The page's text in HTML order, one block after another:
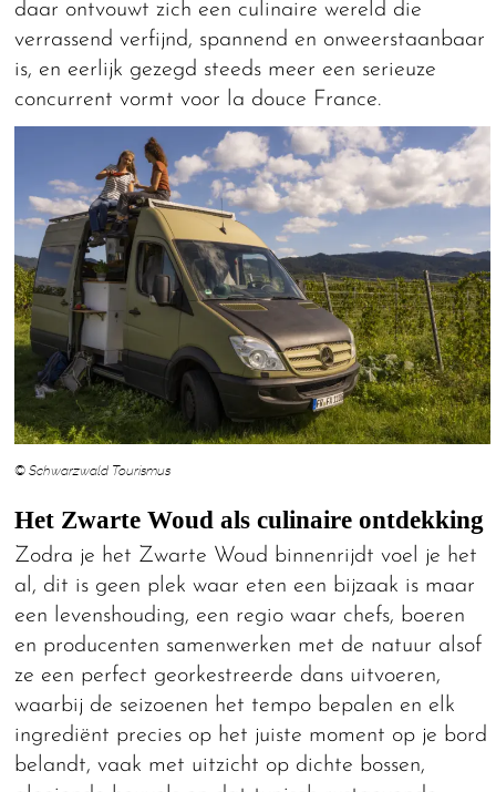
daar ontvouwt zich een culinaire wereld die
verrassend verfijnd, spannend en onweerstaanbaar
is, en eerlijk gezegd steeds meer een serieuze
concurrent vormt voor la douce France.
© Schwarzwald Tourismus
Het Zwarte Woud als culinaire ontdekking
Zodra je het Zwarte Woud binnenrijdt voel je het
al, dit is geen plek waar eten een bijzaak is maar
een levenshouding, een regio waar chefs, boeren
en producenten samenwerken met de natuur alsof
ze een perfect georkestreerde dans uitvoeren,
waarbij de seizoenen het tempo bepalen en elk
ingrediënt precies op het juiste moment op je bord
belandt, vaak met uitzicht op dichte bossen,